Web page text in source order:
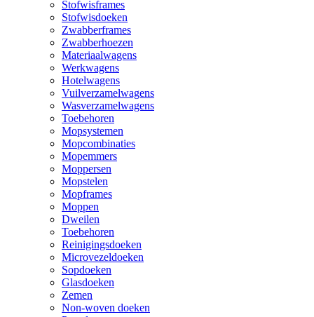
Stofwisframes
Stofwisdoeken
Zwabberframes
Zwabberhoezen
Materiaalwagens
Werkwagens
Hotelwagens
Vuilverzamelwagens
Wasverzamelwagens
Toebehoren
Mopsystemen
Mopcombinaties
Mopemmers
Moppersen
Mopstelen
Mopframes
Moppen
Dweilen
Toebehoren
Reinigingsdoeken
Microvezeldoeken
Sopdoeken
Glasdoeken
Zemen
Non-woven doeken